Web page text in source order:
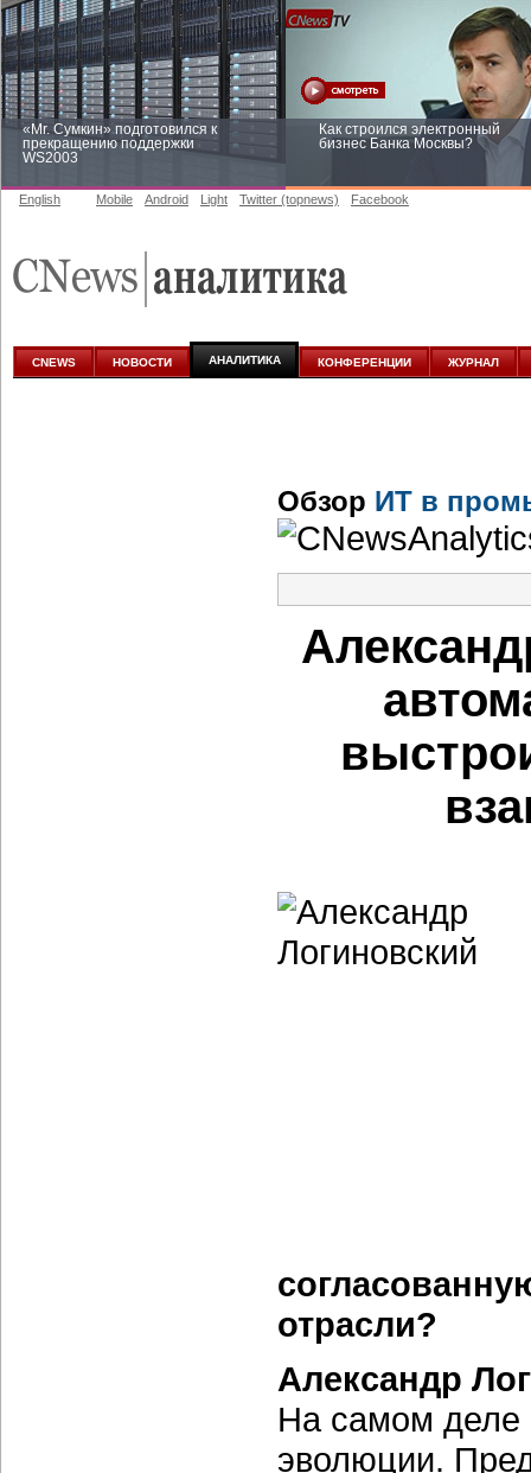
«Mr. Сумкин» подготовился к
прекращению поддержки
WS2003
Как строился электронный
бизнес Банка Москвы?
аналитике
English Mobile Android Light Twitter (topnews) Facebook
CNEWS НОВОСТИ АНАЛИТИКА КОНФЕРЕНЦИИ ЖУРНАЛ
Обзор ИТ в
отрасли?
Александр
На самом
эволюции.